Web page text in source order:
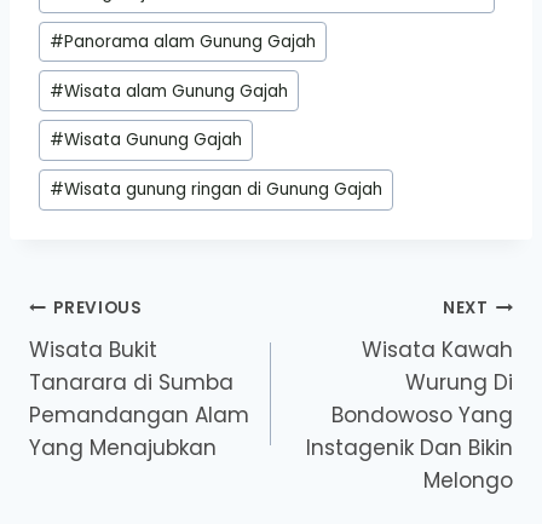
#Panorama alam Gunung Gajah
#Wisata alam Gunung Gajah
#Wisata Gunung Gajah
#Wisata gunung ringan di Gunung Gajah
Post
navigation
PREVIOUS
Wisata Bukit
Tanarara di Sumba
Pemandangan Alam
Yang Menajubkan
NEXT
Wisata Kawah
Wurung Di
Bondowoso Yang
Instagenik Dan Bikin
Melongo